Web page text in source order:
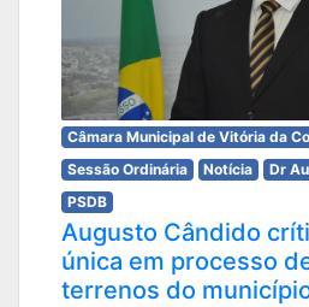
Câmara Municipal de Vitória da
Sessão Ordinária
Notícia
Dr
PSDB
Augusto Cândido
única em processo
terrenos do